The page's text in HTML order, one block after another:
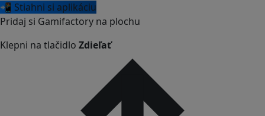
📲 Stiahni si aplikáciu
Pridaj si Gamifactory na plochu
Klepni na tlačidlo Zdieľať